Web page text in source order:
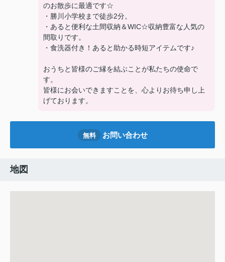
のお散歩に最適です☆
・勝川小学校まで徒歩2分。
・あると便利な土間収納＆WIC☆収納豊富な人気の
間取りです。
・食洗器付き！あると助かる時短アイテムです♪
おうちと皆様のご縁を結ぶことが私たちの使命で
す。
皆様にお会いできますことを、心よりお待ち申し上
げております。
無料 お問い合わせ
地図